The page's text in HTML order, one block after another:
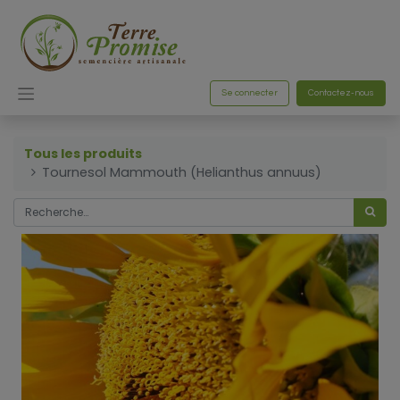
Se connecter Contactez-nous
Tous les produits
Tournesol Mammouth (Helianthus annuus)